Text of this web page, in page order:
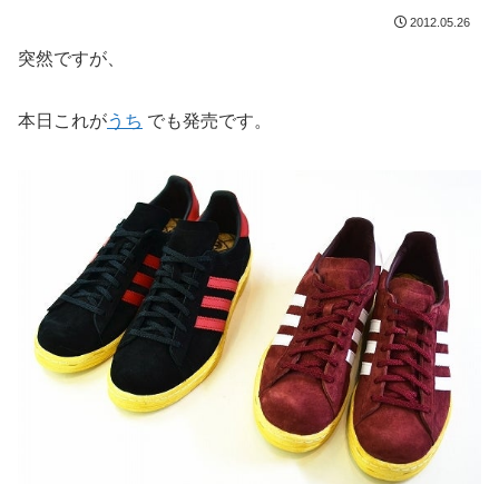
2012.05.26
突然ですが、
本日これがうち でも発売です。